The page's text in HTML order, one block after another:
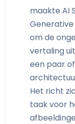
maakte AI
om de
vertaling
een paar
Het richt
taak voor